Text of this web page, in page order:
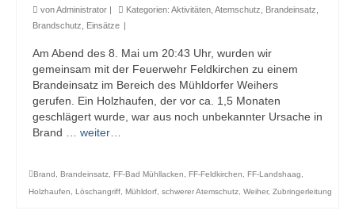
vonAdministrator | Kategorien: Aktivitäten Atemschutz Brandeinsatz
Brandschutz
Einsätze |
Am Abend des 8. Mai um 20:43 Uhr, wurden wir
gemeinsam mit der Feuerwehr Feldkirchen zu einem
Brandeinsatz im Bereich des Mühldorfer Weihers
gerufen. Ein Holzhaufen, der vor ca. 1,5 Monaten
geschlägert wurde, war aus noch unbekannter Ursache in
Brand … weiter…
Brand Brandeinsatz FF-Bad Mühllacken FF-Feldkirchen FF-Landshaag
Holzhaufen
Löschangriff Mühldorf schwerer Atemschutz Weiher, Zubringerleitung